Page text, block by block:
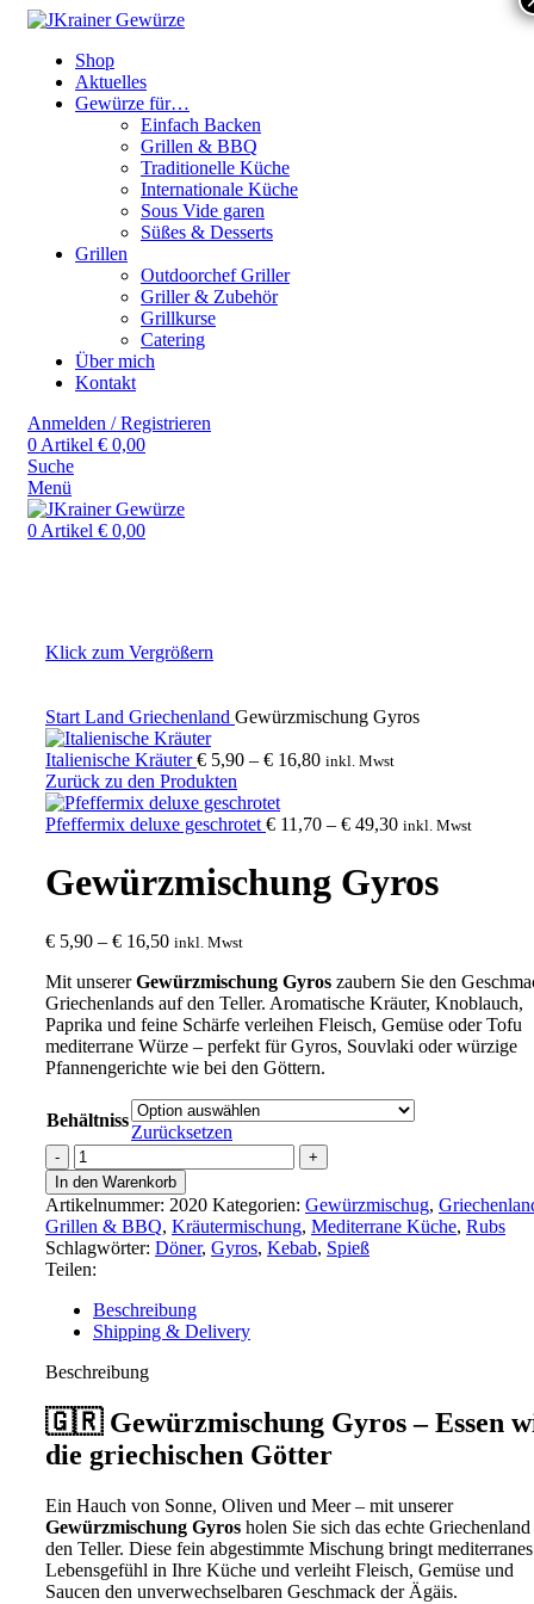
Shop
Aktuelles
Gewürze für…
Einfach Backen
Grillen & BBQ
Traditionelle Küche
Internationale Küche
Sous Vide garen
Süßes & Desserts
Grillen
Outdoorchef Griller
Griller & Zubehör
Grillkurse
Catering
Über mich
Kontakt
Anmelden / Registrieren
0 Artikel € 0,00
Suche
Menü
0 Artikel € 0,00
Klick zum Vergrößern
Start Land Griechenland Gewürzmischung Gyros
Italienische Kräuter€ 5,90 – € 16,80Preisspanne:
€ 16,80
inkl. Mwst
Zurück zu den Produkten
Pfeffermix deluxe geschrotet € 11,70 – € 49,30Preisspanne:
€ 49,30
inkl. Mwst
Gewürzmischung Gyros
€ 5,90 – € 16,50Preisspanne:
bis
€ 16,50
inkl. Mwst
Mit unsererGewürzmischung Gyros zaubern Sie den
Griechenlands auf den Teller. Aromatische Kräuter, Knoblauch,
Paprika und feine Schärfe verleihen Fleisch, Gemüse oder Tofu
mediterrane Würze – perfekt für Gyros, Souvlaki oder würzige
Pfannengerichte wie bei den Göttern.
Behältniss
Zurücksetzen
Gewürzmischung
Gyros
Menge
In den Warenkorb
Artikelnummer: 2020 Kategorien: Gewürzmischug,
Grillen & BBQ, Kräutermischung, Mediterrane Küche, Rubs
Schlagwörter: Döner, Gyros, Kebab, Spieß
Teilen:
Beschreibung
Shipping & Delivery
Beschreibung
🇬🇷 Gewürzmischung Gyros – Essen
die griechischen Götter
Ein Hauch von Sonne, Oliven und Meer – mit unserer
Gewürzmischung Gyros holen Sie sich das echte
den Teller. Diese fein abgestimmte Mischung bringt mediterranes
Lebensgefühl in Ihre Küche und verleiht Fleisch, Gemüse und
Saucen den unverwechselbaren Geschmack der Ägäis.